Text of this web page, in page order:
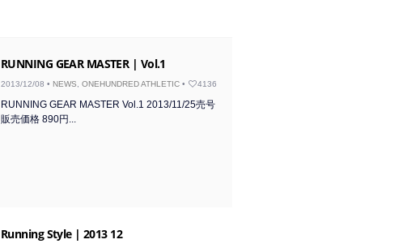
RUNNING GEAR MASTER | Vol.1
2013/12/08 • NEWS ONEHUNDRED ATHLETIC • 4136
RUNNING GEAR MASTER Vol.1 2013/11/25売号
販売価格 890円...
Running Style | 2013 12